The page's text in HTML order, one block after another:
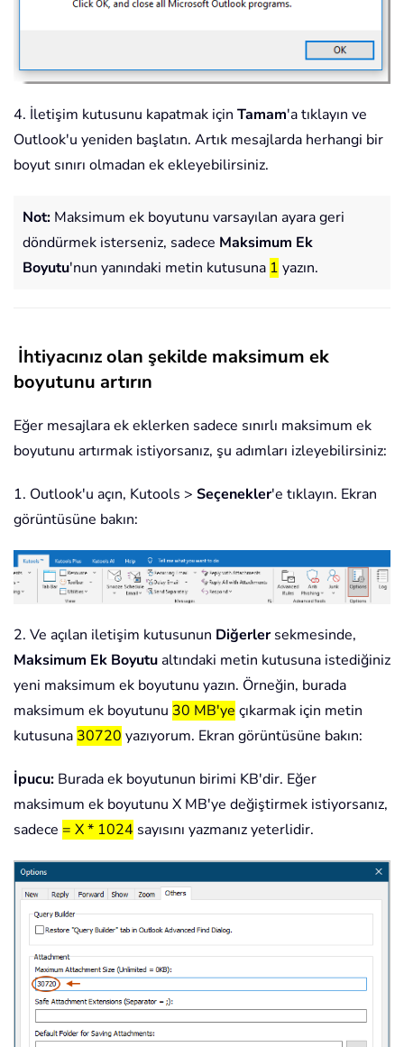
4. İletişim kutusunu kapatmak için Tamam'a tıklayın ve
Outlook'u yeniden başlatın. Artık mesajlarda herhangi bir
boyut sınırı olmadan ek ekleyebilirsiniz.
Not: Maksimum ek boyutunu varsayılan ayara geri
döndürmek isterseniz, sadece Maksimum Ek
Boyutu'nun yanındaki metin kutusuna 1 yazın.
İhtiyacınız olan şekilde maksimum ek
boyutunu artırın
Eğer mesajlara ek eklerken sadece sınırlı maksimum ek
boyutunu artırmak istiyorsanız, şu adımları izleyebilirsiniz:
1. Outlook'u açın, Kutools > Seçenekler'e tıklayın. Ekran
görüntüsüne bakın:
2. Ve açılan iletişim kutusunun Diğerlersekmesinde,
Maksimum Ek Boyutualtındaki metin kutusuna istediğiniz
yeni maksimum ek boyutunu yazın. Örneğin, burada
maksimum ek boyutunu 30 MB'ye çıkarmak için metin
kutusuna 30720 yazıyorum. Ekran görüntüsüne bakın:
İpucu: Burada ek boyutunun birimi KB'dir. Eğer
maksimum ek boyutunu X MB'ye değiştirmek istiyorsanız,
sadece = X * 1024 sayısını yazmanız yeterlidir.